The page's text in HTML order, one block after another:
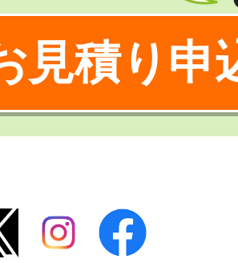
見積り申